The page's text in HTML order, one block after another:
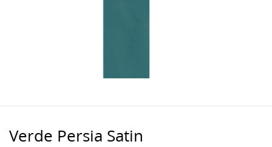
Verde Persia Satin